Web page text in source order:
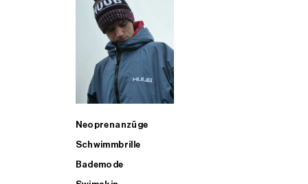
Neoprenanzüge
Schwimmbrille
Bademode